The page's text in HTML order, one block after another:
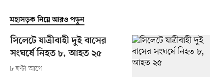
মহাসড়ক নিয়ে আরও পড়ুন
সিলেটে যাত্রীবাহী দুই বাসের
সংঘর্ষে নিহত ৮, আহত ২৫
৮ ঘণ্টা আগে